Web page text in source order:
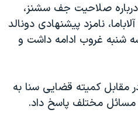
ایران
صلح
صلاحیت جف سشنز،
نامزد پیشنهادی دونالد
شنبه غروب ادامه داشت و
مقابل کمیته قضایی سنا به
مسائل مختلف پاسخ داد.